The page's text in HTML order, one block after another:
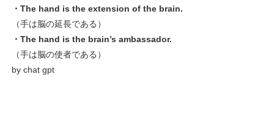
・The hand is the extension of the brain.
（手は脳の延長である）
・The hand is the brain’s ambassador.
（手は脳の使者である）
by chat gpt